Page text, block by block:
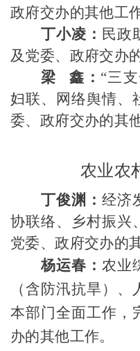
政府交办的其他工
丁小凌： 民政
及 党委、政府交办
梁 鑫： “三
妇联、网络舆情、
委、政府交办的其
农业农
丁俊渊：经济
协联络、乡村振兴
党委、政府交办的
杨运春：农业
（含防汛抗旱） 、
本部门全面工作，
办的其他工作。